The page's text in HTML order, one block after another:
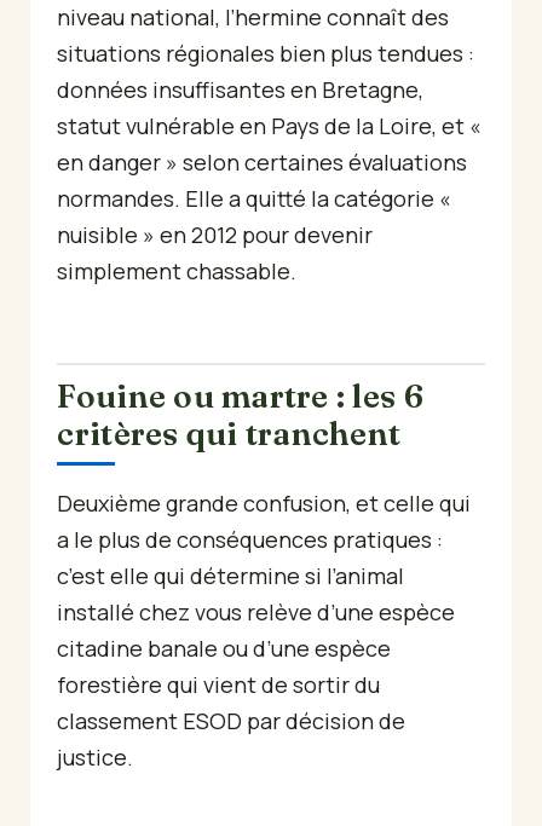
niveau national, l’hermine connaît des
situations régionales bien plus tendues :
données insuffisantes en Bretagne,
statut vulnérable en Pays de la Loire, et «
en danger » selon certaines évaluations
normandes. Elle a quitté la catégorie «
nuisible » en 2012 pour devenir
simplement chassable.
Fouine ou martre : les 6
critères qui tranchent
Deuxième grande confusion, et celle qui
a le plus de conséquences pratiques :
c’est elle qui détermine si l’animal
installé chez vous relève d’une espèce
citadine banale ou d’une espèce
forestière qui vient de sortir du
classement ESOD par décision de
justice.